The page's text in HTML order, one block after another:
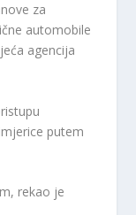
za
automobile
agencija
putem
rekao je